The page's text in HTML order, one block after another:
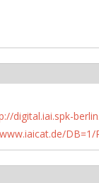
digital.iai.spk-
DB=1/